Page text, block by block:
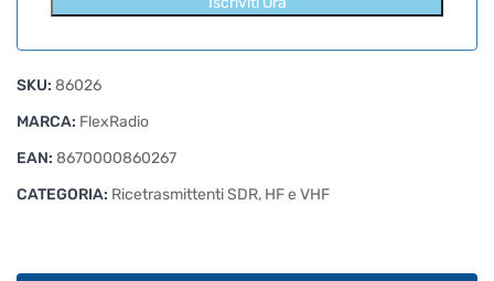
SKU: 86026
MARCA: FlexRadio
EAN: 8670000860267
CATEGORIA: Ricetrasmittenti SDR, HF e VHF